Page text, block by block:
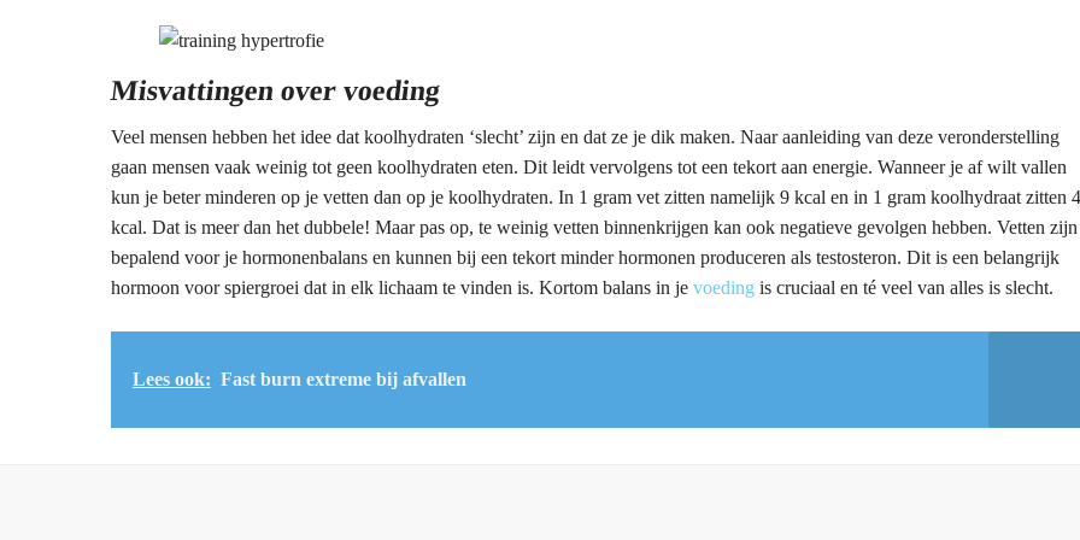
Misvattingen over voeding
Veel mensen hebben het idee dat koolhydraten ‘slecht’ zijn en dat ze je dik maken. Naar aanleiding van deze veronderstelling
gaan mensen vaak weinig tot geen koolhydraten eten. Dit leidt vervolgens tot een tekort aan energie. Wanneer je af wilt vallen
kun je beter minderen op je vetten dan op je koolhydraten. In 1 gram vet zitten namelijk 9 kcal en in 1 gram koolhydraat zitten 4
kcal. Dat is meer dan het dubbele! Maar pas op, te weinig vetten binnenkrijgen kan ook negatieve gevolgen hebben. Vetten zijn
bepalend voor je hormonenbalans en kunnen bij een tekort minder hormonen produceren als testosteron. Dit is een belangrijk
hormoon voor spiergroei dat in elk lichaam te vinden is. Kortom balans in je voeding is cruciaal en té veel van alles is slecht.
Lees ook: Fast burn extreme bij afvallen